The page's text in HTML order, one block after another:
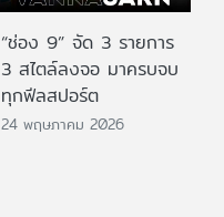
“ช่อง 9” จัด 3 รายการ
3 สไตล์ลงจอ มาครบจบ
ทุกฟีลสปอร์ต
24 พฤษภาคม 2026